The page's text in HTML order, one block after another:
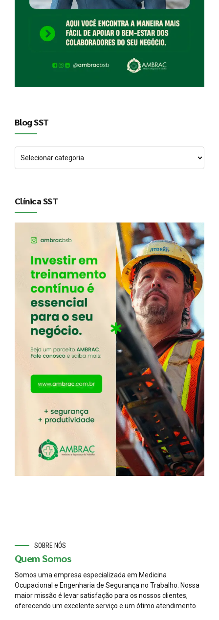
Blog SST
Clínica SST
SOBRE NÓS
Quem Somos
Somos uma empresa especializada em Medicina
Ocupacional e Engenharia de Segurança no Trabalho. Nossa
maior missão é levar satisfação para os nossos clientes,
oferecendo um excelente serviço e um ótimo atendimento.